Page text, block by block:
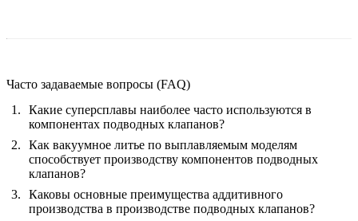
Часто задаваемые вопросы (FAQ)
Какие суперсплавы наиболее часто используются в
компонентах подводных клапанов?
Как вакуумное литье по выплавляемым моделям
способствует производству компонентов подводных
клапанов?
Каковы основные преимущества аддитивного
производства в производстве подводных клапанов?